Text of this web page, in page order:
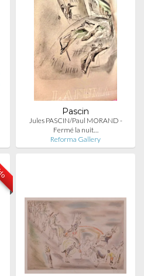
Pascin
Jules PASCIN/Paul MORAND -
Fermé la nuit…
Reforma Gallery